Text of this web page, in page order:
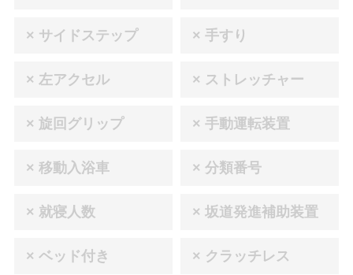
× サイドステップ × 手すり
× 左アクセル × ストレッチャー
× 旋回グリップ × 手動運転装置
× 移動入浴車 × 分類番号
× 就寝人数 × 坂道発進補助装置
× ベッド付き × クラッチレス